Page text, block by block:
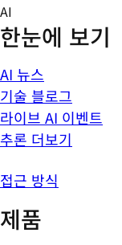
Skip
to
content
AI
한눈에 보기
AI 뉴스
기술 블로그
라이브 AI 이벤트
추론 더보기
접근 방식
제품